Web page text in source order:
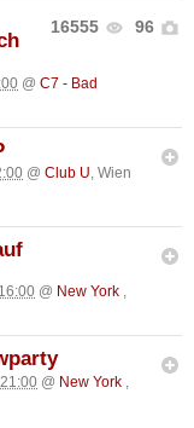
16555 96
@ C7 - Bad
@ Club U, Wien
@ New York ,
@ New York